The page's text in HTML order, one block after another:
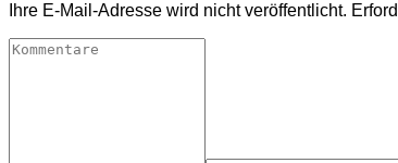
Ihre E-Mail-Adresse wird nicht veröffentlicht.